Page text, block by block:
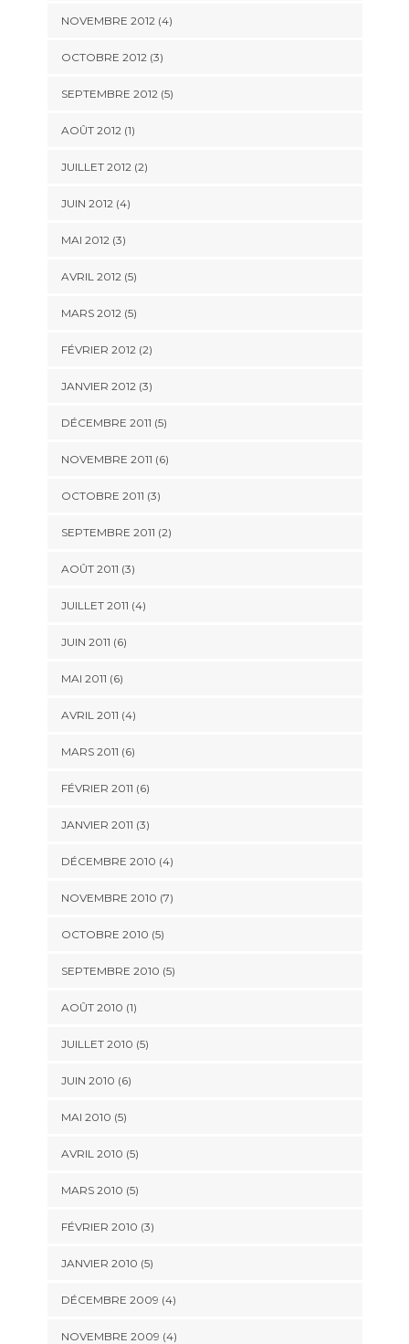
NOVEMBRE 2012(4)
OCTOBRE 2012(3)
SEPTEMBRE 2012(5)
AOÛT 2012(1)
JUILLET 2012(2)
JUIN 2012(4)
MAI 2012(3)
AVRIL 2012(5)
MARS 2012(5)
FÉVRIER 2012(2)
JANVIER 2012(3)
DÉCEMBRE 2011 (5)
NOVEMBRE 2011 (6)
OCTOBRE 2011 (3)
SEPTEMBRE 2011 (2)
AOÛT 2011 (3)
JUILLET 2011 (4)
JUIN 2011 (6)
MAI 2011 (6)
AVRIL 2011 (4)
MARS 2011 (6)
FÉVRIER 2011 (6)
JANVIER 2011 (3)
DÉCEMBRE 2010 (4)
NOVEMBRE 2010 (7)
OCTOBRE 2010 (5)
SEPTEMBRE 2010 (5)
AOÛT 2010 (1)
JUILLET 2010 (5)
JUIN 2010 (6)
MAI 2010 (5)
AVRIL 2010 (5)
MARS 2010 (5)
FÉVRIER 2010 (3)
JANVIER 2010 (5)
DÉCEMBRE 2009 (4)
NOVEMBRE 2009 (4)